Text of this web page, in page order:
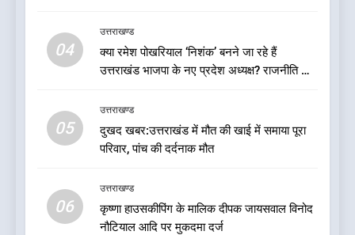
04
उत्तराखण्ड
क्या रमेश पोखरियाल ‘निशंक’ बनने जा रहे हैं
उत्तराखंड भाजपा के नए प्रदेश अध्यक्ष? राजनीति के
05
उत्तराखण्ड
दुखद खबर:उत्तराखंड में मौत की खाई में समाया पूरा
परिवार, पांच की दर्दनाक मौत
06
उत्तराखण्ड
कृष्णा हाउसकीपिंग के मालिक दीपक जायसवाल विनोद
नौटियाल आदि पर मुकदमा दर्ज
बड़ी खबर: मुख्यमंत्री पुष्कर सिंह धामी
को भाजपा ने दी नई जिम्मेदारी ,इन पूर्व
1
यंग उत्तराखंड सिने अवार्ड्स 2026: